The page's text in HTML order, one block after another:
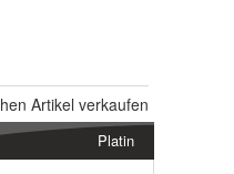
Artikel verkaufen
Platin